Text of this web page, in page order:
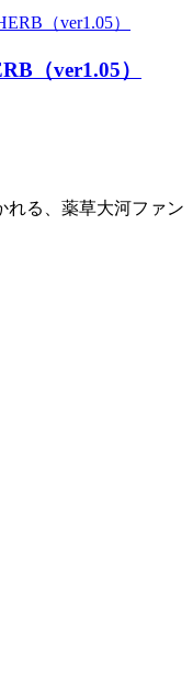
（ver1.05）
れる、薬草大河ファン